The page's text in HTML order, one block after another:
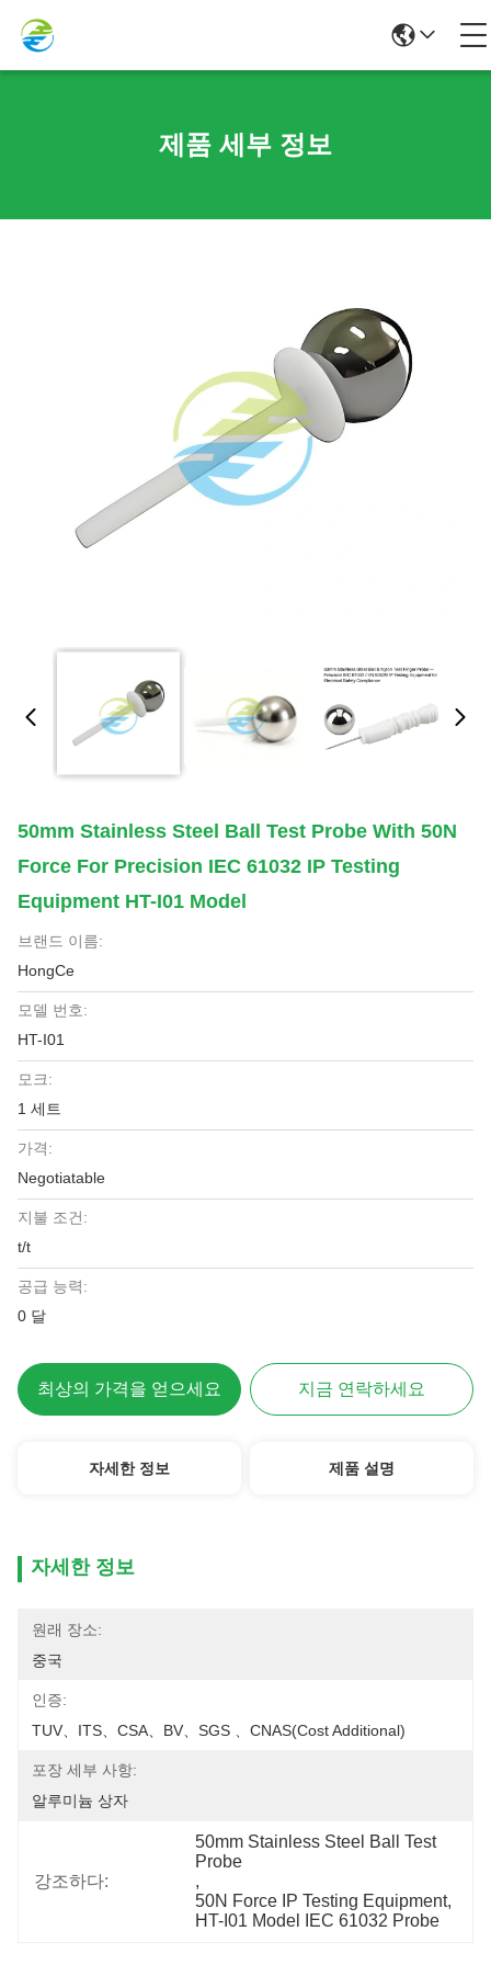
제품 세부 정보
50mm Stainless Steel Ball Test Probe With 50N
Force For Precision IEC 61032 IP Testing
Equipment HT-I01 Model
브랜드 이름:
HongCe
모델 번호:
HT-I01
모크:
1 세트
가격:
Negotiatable
지불 조건:
t/t
공급 능력:
0 달
최상의 가격을 얻으세요 지금 연락하세요
자세한 정보 제품 설명
자세한 정보
원래 장소:
중국
인증:
TUV、ITS、CSA、BV、SGS 、CNAS(cost Additional)
포장 세부 사항:
알루미늄 상자
강조하다:
50mm Stainless Steel Ball Test
Probe
,
50N Force IP Testing Equipment
HT-I01 Model IEC 61032 Probe